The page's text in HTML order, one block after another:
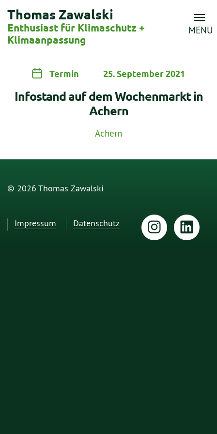
Thomas Zawalski
Enthusiast für Klimaschutz +
Klimaanpassung
MENÜ
Termin 25. September 2021
Infostand auf dem Wochenmarkt in
Achern
Achern
© 2026 Thomas Zawalski
Impressum Datenschutz